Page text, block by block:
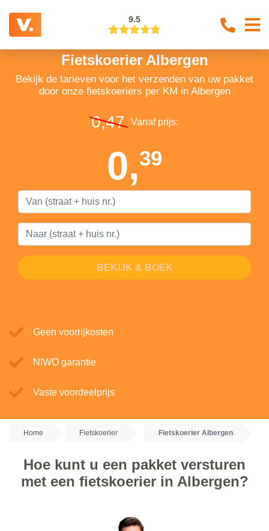
9.5
Fietskoerier Albergen
Bekijk de tarieven voor het verzenden van uw pakket
door onze fietskoeriers per KM in Albergen
0,47 Vanaf prijs:
0,39
BEKIJK & BOEK
Geen voorrijkosten
NIWO garantie
Vaste voordeelprijs
Home Fietskoerier Fietskoerier Albergen
Hoe kunt u een pakket versturen
met een fietskoerier in Albergen?